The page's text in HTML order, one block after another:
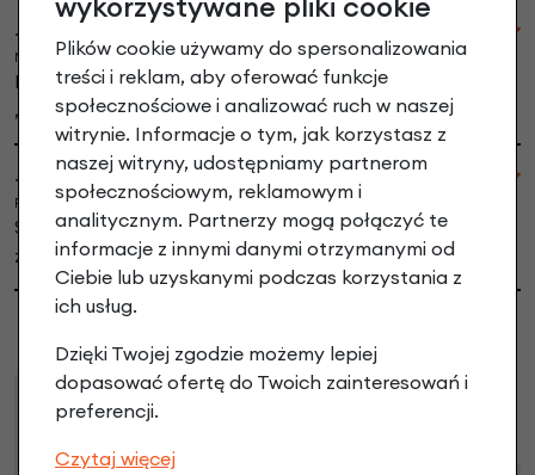
~Joanna K
Niedziela, 25-08-2024 08:50
Polecam sklep ,ekspresowa dostawa . Koszyk piękny
,łatwy w montażu.
~Sabina
Piątek, 12-04-2024 09:31
Super koszyk, dobrze wykonany i ładny. Jestem
zadowolona z zakupu.
Raty
Plików cookie używamy do spersonalizowania
treści i reklam, aby oferować funkcje
społecznościowe i analizować ruch w naszej
witrynie. Informacje o tym, jak korzystasz z
naszej witryny, udostępniamy partnerom
społecznościowym, reklamowym i
analitycznym. Partnerzy mogą połączyć te
informacje z innymi danymi otrzymanymi od
Ciebie lub uzyskanymi podczas korzystania z
ich usług.
Dzięki Twojej zgodzie możemy lepiej
dopasować ofertę do Twoich zainteresowań i
preferencji.
Czytaj więcej